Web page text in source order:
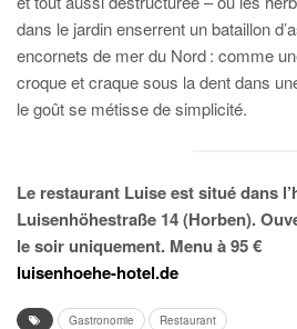
dans le jardin enserrent un bataillon
encornets de mer du Nord : comme
croque et craque sous la dent dans
le goût se métisse de simplicité.
Le restaurant Luise est situé dans
Luisenhöhestraße 14 (Horben).
le soir uniquement. Menu à 95 €
luisenhoehe-hotel.de
Gastronomie Restaurant